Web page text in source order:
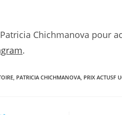
Chichmanova pour
.
, PATRICIA CHICHMANOVA, PRIX ACTUSF